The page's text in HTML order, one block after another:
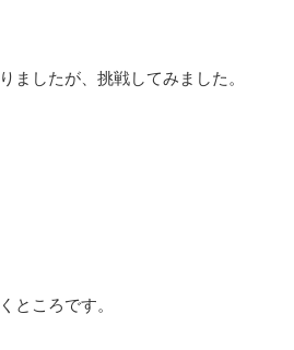
ましたが、挑戦してみました。
ところです。